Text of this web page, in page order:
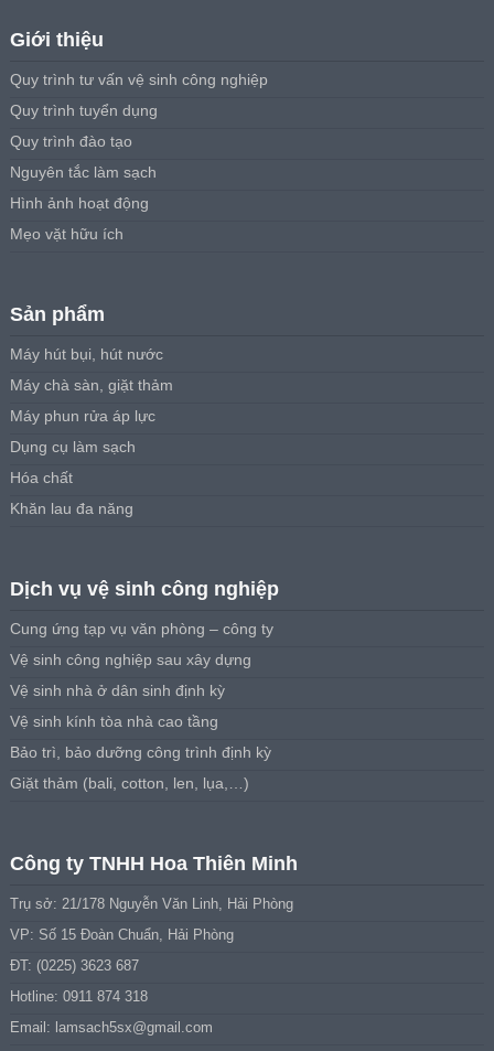
Giới thiệu
Quy trình tư vấn vệ sinh công nghiệp
Quy trình tuyển dụng
Quy trình đào tạo
Nguyên tắc làm sạch
Hình ảnh hoạt động
Mẹo vặt hữu ích
Sản phẩm
Máy hút bụi, hút nước
Máy chà sàn, giặt thảm
Máy phun rửa áp lực
Dụng cụ làm sạch
Hóa chất
Khăn lau đa năng
Dịch vụ vệ sinh công nghiệp
Cung ứng tạp vụ văn phòng – công ty
Vệ sinh công nghiệp sau xây dựng
Vệ sinh nhà ở dân sinh định kỳ
Vệ sinh kính tòa nhà cao tầng
Bảo trì, bảo dưỡng công trình định kỳ
Giặt thảm (bali, cotton, len, lụa,…)
Công ty TNHH Hoa Thiên Minh
Trụ sở: 21/178 Nguyễn Văn Linh, Hải Phòng
VP: Số 15 Đoàn Chuẩn, Hải Phòng
ĐT: (0225) 3623 687
Hotline: 0911 874 318
Email: lamsach5sx@gmail.com